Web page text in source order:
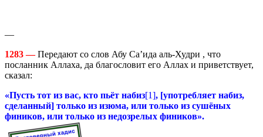
—
1283 — Передают со слов Абу Са’ида аль-Худри , что
посланник Аллаха, да благословит его Аллах и приветствует,
сказал:
«Пусть тот из вас, кто пьёт набиз[1], [употребляет набиз,
сделанный] только из изюма, или только из сушёных
фиников, или только из недозрелых фиников».